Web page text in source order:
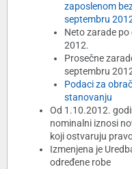
zaposlenom
septembru
Neto zarade
2012.
Prosečne
septembru
Podaci za
stanovanju
Od 1.10.2012.
nominalni iznosi
koji ostvaruju
Izmenjena je
određene robe